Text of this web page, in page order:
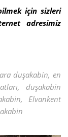
için sizleri
adresimiz
duşakabin, en
duşakabin
Elvankent